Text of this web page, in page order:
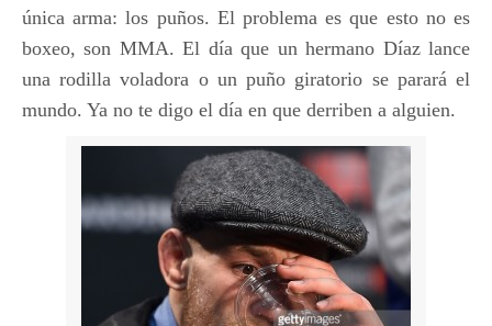
única arma: los puños. El problema es que esto no es
boxeo, son MMA. El día que un hermano Díaz lance
una rodilla voladora o un puño giratorio se parará el
mundo. Ya no te digo el día en que derriben a alguien.